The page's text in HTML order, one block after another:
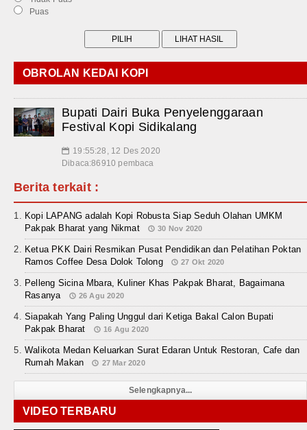
Puas
OBROLAN KEDAI KOPI
Bupati Dairi Buka Penyelenggaraan
Festival Kopi Sidikalang
📅 19:55:28, 12 Des 2020
Dibaca:86910 pembaca
Berita terkait :
Kopi LAPANG adalah Kopi Robusta Siap Seduh Olahan UMKM
Pakpak Bharat yang Nikmat
30 Nov 2020
Ketua PKK Dairi Resmikan Pusat Pendidikan dan Pelatihan Poktan
Ramos Coffee Desa Dolok Tolong
27 Okt 2020
Pelleng Sicina Mbara, Kuliner Khas Pakpak Bharat, Bagaimana
Rasanya
26 Agu 2020
Siapakah Yang Paling Unggul dari Ketiga Bakal Calon Bupati
Pakpak Bharat
16 Agu 2020
Walikota Medan Keluarkan Surat Edaran Untuk Restoran, Cafe dan
Rumah Makan
27 Mar 2020
Selengkapnya...
VIDEO TERBARU